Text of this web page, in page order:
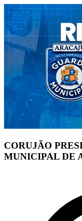
CORUJÃO
MUNICIPAL DE